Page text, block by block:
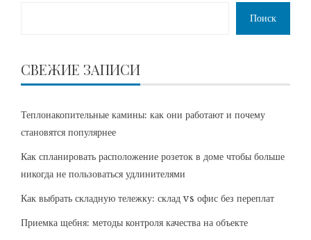
Поиск
СВЕЖИЕ ЗАПИСИ
Теплонакопительные камины: как они работают и почему
становятся популярнее
Как спланировать расположение розеток в доме чтобы больше
никогда не пользоваться удлинителями
Как выбрать складную тележку: склад vs офис без переплат
Приемка щебня: методы контроля качества на объекте